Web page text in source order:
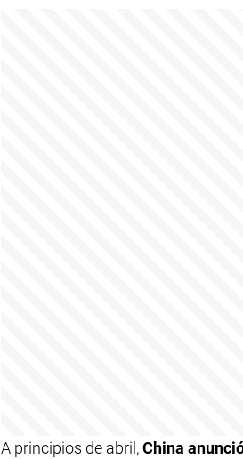
A principios de abril,China